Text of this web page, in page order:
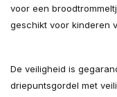
voor een
geschikt voor kinderen
De veiligheid is
driepuntsgordel met